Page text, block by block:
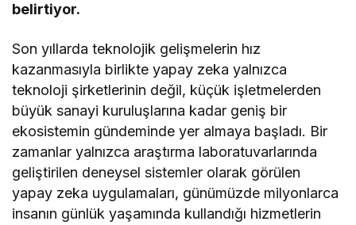
belirtiyor.
Son yıllarda teknolojik gelişmelerin hız
kazanmasıyla birlikte yapay zeka yalnızca
teknoloji şirketlerinin değil, küçük işletmelerden
büyük sanayi kuruluşlarına kadar geniş bir
ekosistemin gündeminde yer almaya başladı. Bir
zamanlar yalnızca araştırma laboratuvarlarında
geliştirilen deneysel sistemler olarak görülen
yapay zeka uygulamaları, günümüzde milyonlarca
insanın günlük yaşamında kullandığı hizmetlerin